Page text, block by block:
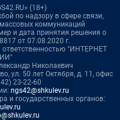
(18+)
по надзору в сфере связи,
коммуникаций
и дата принятия решения о
от 07.08.2020 г.
ответственностью "ИНТЕРНЕТ
Николаевич
ул. 50 лет Октября, д. 11, офис
23-22-60
ngs42@shkulev.ru
и государственных органов: